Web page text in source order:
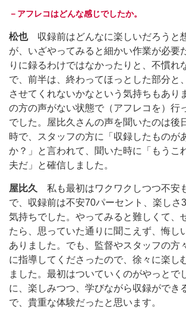
－アフレコはどんな感じでしたか。
松也収録前はどんなに楽しいだろうと
が、いざやってみると細かい作業が必要
りに録るわけではなかったりと、不慣れ
で、前半は、終わってほっとした部分と
させてくれないかなという気持ちもあり
の方の声がない状態で（アフレコを）行
でした。屋比久さんの声を聞いたのは後
時で、スタッフの方に「収録したものが
か？」と言われて、聞いた時に「もうこ
夫だ」と確信しました。
屋比久
私も最初はワクワクしつつ不安
で、収録前は不安70パーセント、楽しさ
気持ちでした。やってみると難しくて、
たら、思っていた通りに聞こえず、悔し
ありました。でも、監督やスタッフの方
に指導してくださったので、徐々に楽し
ました。最初はついていくのがやっとで
に、楽しみつつ、学びながら収録ができ
で、貴重な体験だったと思います。